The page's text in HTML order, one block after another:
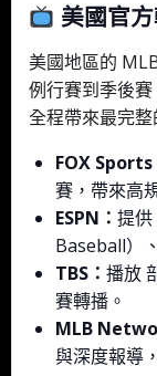
美國官
美國地區的
例行賽到季後
全程帶來最完整
FOX Sports
賽，帶來高
ESPN： 提
Baseball）
TBS： 播放
賽轉播。
MLB
與深度報導